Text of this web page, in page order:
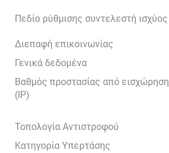
Πεδίο ρύθμισης συντελεστή ισχύος
Διεπαφή επικοινωνίας
Γενικά δεδομένα
Βαθμός προστασίας από εισχώρηση
(IP)
Τοπολογία Αντιστροφού
Κατηγορία Υπερτάσης